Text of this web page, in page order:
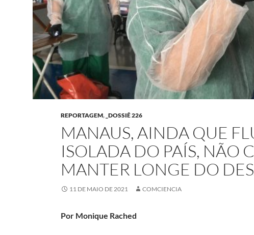
REPORTAGEM, _DOSSIÊ 226
MANAUS, AINDA QUE
ISOLADA DO PAÍS, NÃO
MANTER LONGE DO
11 DE MAIO DE 2021 COMCIENCIA
Por Monique Rached